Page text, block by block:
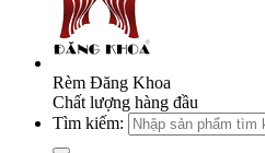
Rèm Đăng Khoa
Chất lượng hàng đầu
Tìm kiếm: